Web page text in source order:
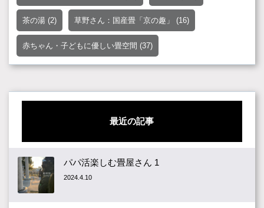
茶の湯 (2) 草野さん：国産畳「京の趣」 (16)
赤ちゃん・子どもに優しい畳空間 (37)
最近の記事
パパ活楽しむ畳屋さん 1
2024.4.10